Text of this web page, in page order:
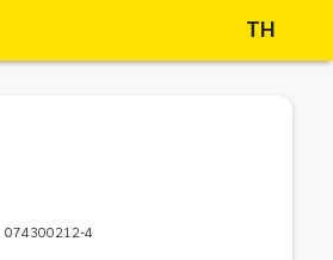
TH
074300212-4